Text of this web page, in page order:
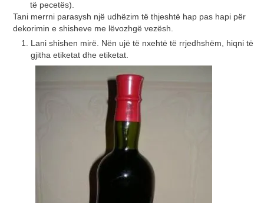
të pecetës).
Tani merrni parasysh një udhëzim të thjeshtë hap pas hapi për
dekorimin e shisheve me lëvozhgë vezësh.
Lani shishen mirë. Nën ujë të nxehtë të rrjedhshëm, hiqni të
gjitha etiketat dhe etiketat.